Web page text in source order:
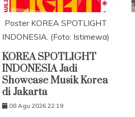
Poster KOREA SPOTLIGHT
INDONESIA. (Foto: Istimewa)
KOREA SPOTLIGHT
INDONESIA Jadi
Showcase Musik Korea
di Jakarta
08 Agu 2026 22:19